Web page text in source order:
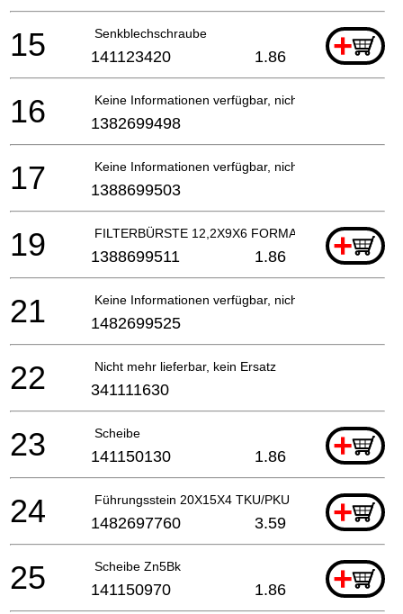
Senkblechschraube +
15 141123420 1.86
Keine Informationen verfügbar, nicht bestellbar
16 1382699498
Keine Informationen verfügbar, nicht bestellbar
17 1388699503
FILTERBÜRSTE 12,2X9X6 FORMATE.SCHL.PK
+
19 1388699511 1.86
Keine Informationen verfügbar, nicht bestellbar
21 1482699525
Nicht mehr lieferbar, kein Ersatz
22 341111630
Scheibe +
23 141150130 1.86
Führungsstein 20X15X4 TKU/PKU +
24 1482697760 3.59
Scheibe Zn5Bk +
25 141150970 1.86